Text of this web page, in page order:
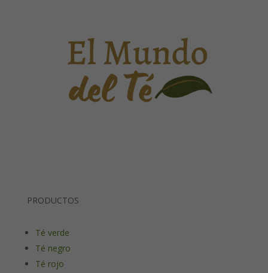
PRODUCTOS
Té verde
Té negro
Té rojo